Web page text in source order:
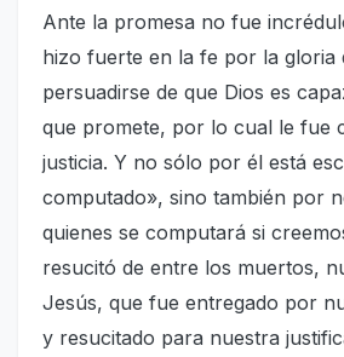
Ante la promesa no fue
hizo fuerte en la fe por la gloria
persuadirse de que Dios es
que promete, por lo cual le fue
justicia. Y no sólo por él está
computado», sino también por
quienes se computará si
resucitó de entre los muertos,
Jesús, que fue entregado por
y resucitado para nuestra